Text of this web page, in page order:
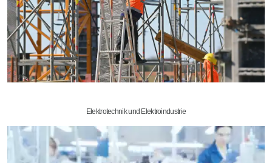
Elektrotechnik und Elektroindustrie